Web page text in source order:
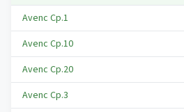
Avenc Cp.1
Avenc Cp.10
Avenc Cp.20
Avenc Cp.3